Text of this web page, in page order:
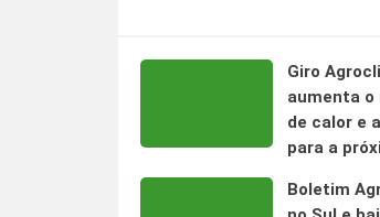
Giro
aumenta o
de calor e
para a
Boletim